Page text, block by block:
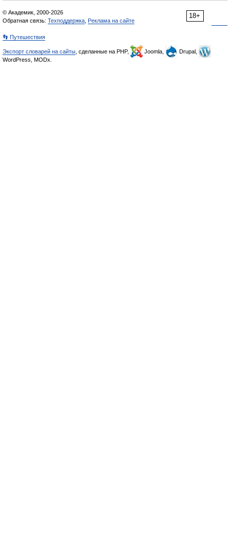
18+
© Академик, 2000-2026
Обратная связь: Техподдержка Реклама на сайте
👣 Путешествия
Экспорт словарей на сайты , сделанные на PHP, Joomla,
Drupal,
WordPress, MODx.